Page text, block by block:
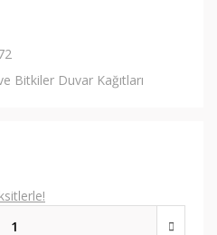
Bitkiler Duvar Kağıtları